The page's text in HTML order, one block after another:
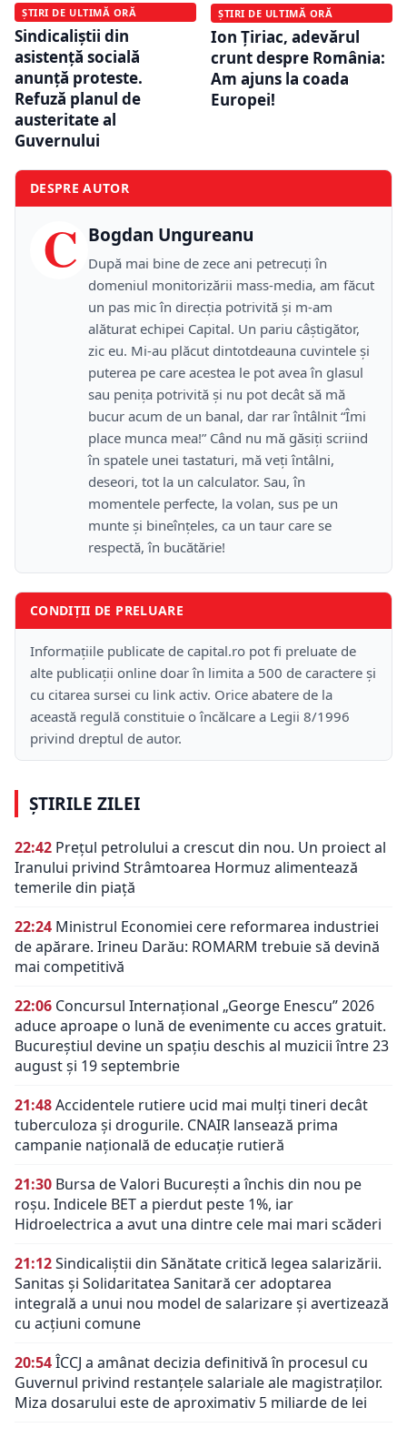
ȘTIRI DE ULTIMĂ ORĂ
Sindicaliştii din
asistenţă socială
anunţă proteste.
Refuză planul de
austeritate al
Guvernului
ȘTIRI DE ULTIMĂ ORĂ
Ion Țiriac, adevărul
crunt despre România:
Am ajuns la coada
Europei!
DESPRE AUTOR
C Bogdan Ungureanu
După mai bine de zece ani petrecuţi în
domeniul monitorizării mass-media, am făcut
un pas mic în direcţia potrivită şi m-am
alăturat echipei Capital. Un pariu câştigător,
zic eu. Mi-au plăcut dintotdeauna cuvintele şi
puterea pe care acestea le pot avea în glasul
sau peniţa potrivită şi nu pot decât să mă
bucur acum de un banal, dar rar întâlnit “Îmi
place munca mea!” Când nu mă găsiţi scriind
în spatele unei tastaturi, mă veţi întâlni,
deseori, tot la un calculator. Sau, în
momentele perfecte, la volan, sus pe un
munte şi bineînţeles, ca un taur care se
respectă, în bucătărie!
CONDIȚII DE PRELUARE
Informațiile publicate de capital.ro pot fi preluate de
alte publicații online doar în limita a 500 de caractere și
cu citarea sursei cu link activ. Orice abatere de la
această regulă constituie o încălcare a Legii 8/1996
privind dreptul de autor.
ȘTIRILE ZILEI
22:42 Prețul petrolului a crescut din nou. Un proiect al
Iranului privind Strâmtoarea Hormuz alimentează
temerile din piață
22:24 Ministrul Economiei cere reformarea industriei
de apărare. Irineu Darău: ROMARM trebuie să devină
mai competitivă
22:06 Concursul Internațional „George Enescu” 2026
aduce aproape o lună de evenimente cu acces gratuit.
Bucureștiul devine un spațiu deschis al muzicii între 23
august și 19 septembrie
21:48Accidentele rutiere ucid mai mulți tineri decât
tuberculoza și drogurile. CNAIR lansează prima
campanie națională de educație rutieră
21:30 Bursa de Valori București a închis din nou pe
roșu. Indicele BET a pierdut peste 1%, iar
Hidroelectrica a avut una dintre cele mai mari scăderi
21:12Sindicaliștii din Sănătate critică legea salarizării.
Sanitas și Solidaritatea Sanitară cer adoptarea
integrală a unui nou model de salarizare și avertizează
cu acțiuni comune
20:54ÎCCJ a amânat decizia definitivă în procesul cu
Guvernul privind restanțele salariale ale magistraților.
Miza dosarului este de aproximativ 5 miliarde de lei